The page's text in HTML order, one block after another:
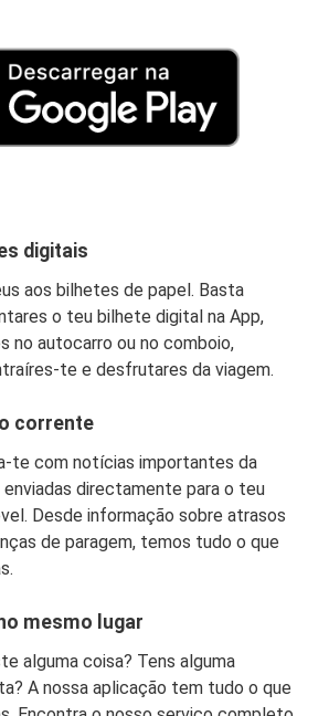
digitais
aos bilhetes de papel. Basta
o teu bilhete digital na App,
no autocarro ou no comboio,
te e desfrutares da viagem.
corrente
te com notícias importantes da
enviadas directamente para o teu
Desde informação sobre atrasos
de paragem, temos tudo o que
mesmo lugar
alguma coisa? Tens alguma
A nossa aplicação tem tudo o que